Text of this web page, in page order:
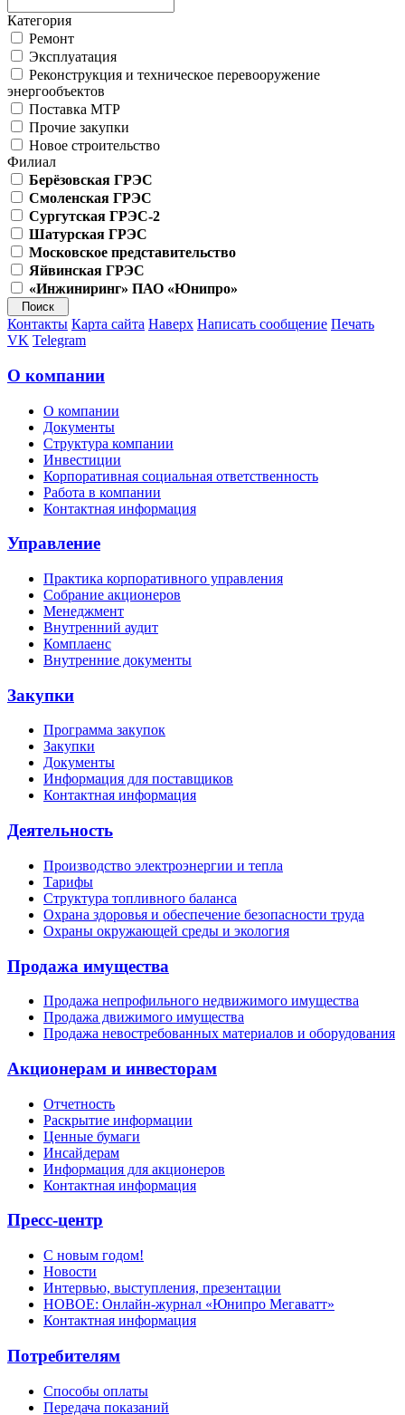
Категория
Ремонт
Эксплуатация
Реконструкция и техническое перевооружение
энергообъектов
Поставка МТР
Прочие закупки
Новое строительство
Филиал
Берёзовская ГРЭС
Смоленская ГРЭС
Сургутская ГРЭС-2
Шатурская ГРЭС
Московское представительство
Яйвинская ГРЭС
«Инжиниринг» ПАО «Юнипро»
Контакты Карта сайта Наверх Написать сообщение Печать
VK Telegram
О компании
О компании
Документы
Структура компании
Инвестиции
Корпоративная социальная ответственность
Работа в компании
Контактная информация
Управление
Практика корпоративного управления
Собрание акционеров
Менеджмент
Внутренний аудит
Комплаенс
Внутренние документы
Закупки
Программа закупок
Закупки
Документы
Информация для поставщиков
Контактная информация
Деятельность
Производство электроэнергии и тепла
Тарифы
Структура топливного баланса
Охрана здоровья и обеспечение безопасности труда
Охраны окружающей среды и экология
Продажа имущества
Продажа непрофильного недвижимого имущества
Продажа движимого имущества
Продажа невостребованных материалов и оборудования
Акционерам и инвесторам
Отчетность
Раскрытие информации
Ценные бумаги
Инсайдерам
Информация для акционеров
Контактная информация
Пресс-центр
С новым годом!
Новости
Интервью, выступления, презентации
НОВОЕ: Онлайн-журнал «Юнипро Мегаватт»
Контактная информация
Потребителям
Способы оплаты
Передача показаний